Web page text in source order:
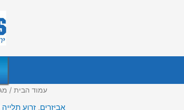
עמוד הבית /
אביזרים, זרוע